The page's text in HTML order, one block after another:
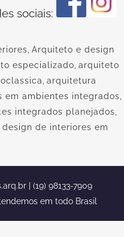
sociais:
, Arquiteto e design
especializado, arquiteto
, arquitetura
em ambientes integrados,
integrados planejados,
design de interiores em
| (19) 98133-7909
em todo Brasil